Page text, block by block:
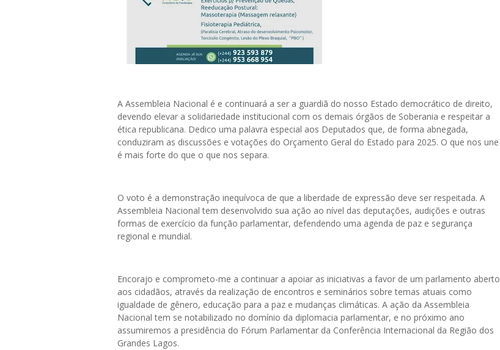
A Assembleia Nacional é e continuará a ser a guardiã do nosso Estado democrático de direito,
devendo elevar a solidariedade institucional com os demais órgãos de Soberania e respeitar a
ética republicana. Dedico uma palavra especial aos Deputados que, de forma abnegada,
conduziram as discussões e votações do Orçamento Geral do Estado para 2025. O que nos une
é mais forte do que o que nos separa.
O voto é a demonstração inequívoca de que a liberdade de expressão deve ser respeitada. A
Assembleia Nacional tem desenvolvido sua ação ao nível das deputações, audições e outras
formas de exercício da função parlamentar, defendendo uma agenda de paz e segurança
regional e mundial.
Encorajo e comprometo-me a continuar a apoiar as iniciativas a favor de um parlamento aberto
aos cidadãos, através da realização de encontros e seminários sobre temas atuais como
igualdade de gênero, educação para a paz e mudanças climáticas. A ação da Assembleia
Nacional tem se notabilizado no domínio da diplomacia parlamentar, e no próximo ano
assumiremos a presidência do Fórum Parlamentar da Conferência Internacional da Região dos
Grandes Lagos.